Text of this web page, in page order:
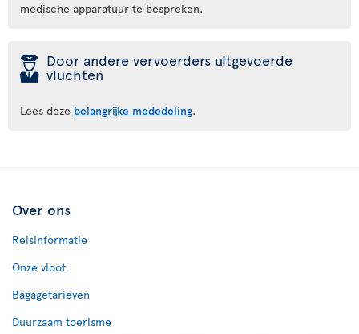
medische apparatuur te bespreken.
þ Door andere vervoerders uitgevoerde
vluchten
Lees deze belangrijke mededeling.
Over ons
Reisinformatie
Onze vloot
Bagagetarieven
Duurzaam toerisme